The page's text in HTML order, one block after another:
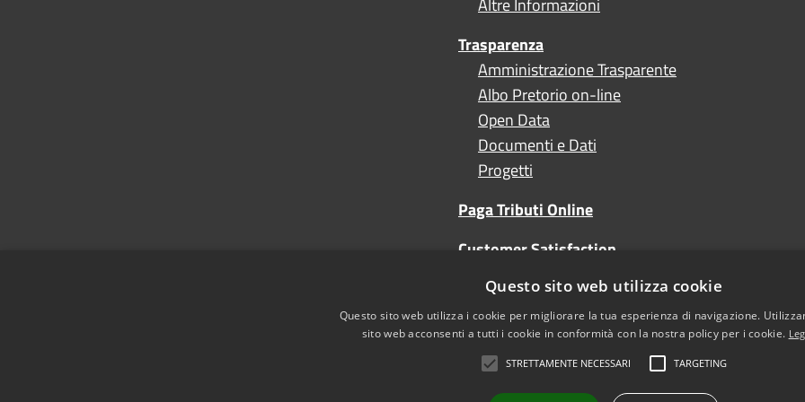
Altre Informazioni
Trasparenza
Amministrazione Trasparente
Albo Pretorio on-line
Open Data
Documenti e Dati
Progetti
Paga Tributi Online
Customer Satisfaction
Turismo
Questo sito web utilizza cookie
Questo sito web utilizza i cookie per migliorare la tua esperienza di navigazione.
sito web acconsenti a tutti i cookie in conformità con la nostra policy per i cookie.
STRETTAMENTE NECESSARI TARGETING